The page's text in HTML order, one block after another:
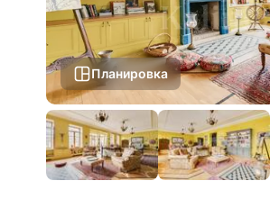
Планировка